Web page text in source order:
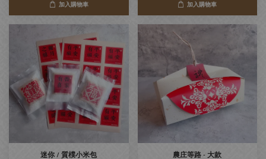
加入購物車 加入購物車
迷你 / 質樸小米包
農庄等路 - 大款